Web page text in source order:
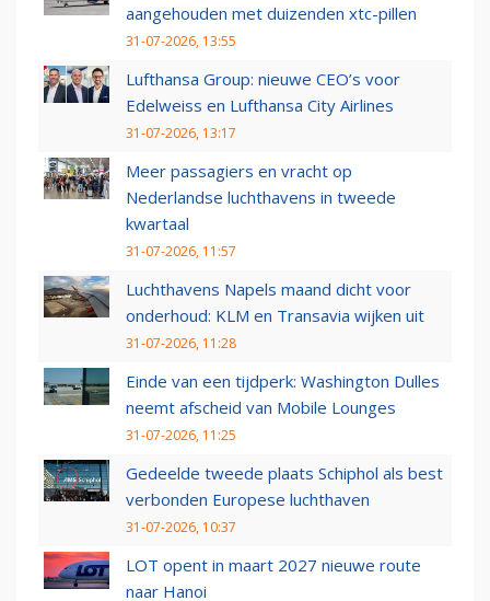
aangehouden met duizenden xtc-pillen
31-07-2026, 13:55
Lufthansa Group: nieuwe CEO’s voor
Edelweiss en Lufthansa City Airlines
31-07-2026, 13:17
Meer passagiers en vracht op
Nederlandse luchthavens in tweede
kwartaal
31-07-2026, 11:57
Luchthavens Napels maand dicht voor
onderhoud: KLM en Transavia wijken uit
31-07-2026, 11:28
Einde van een tijdperk: Washington Dulles
neemt afscheid van Mobile Lounges
31-07-2026, 11:25
Gedeelde tweede plaats Schiphol als best
verbonden Europese luchthaven
31-07-2026, 10:37
LOT opent in maart 2027 nieuwe route
naar Hanoi